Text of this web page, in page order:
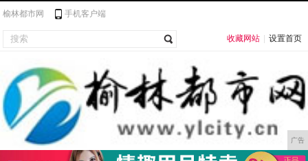
榆林都市网 手机客户端
收藏网站 设置首页
广告